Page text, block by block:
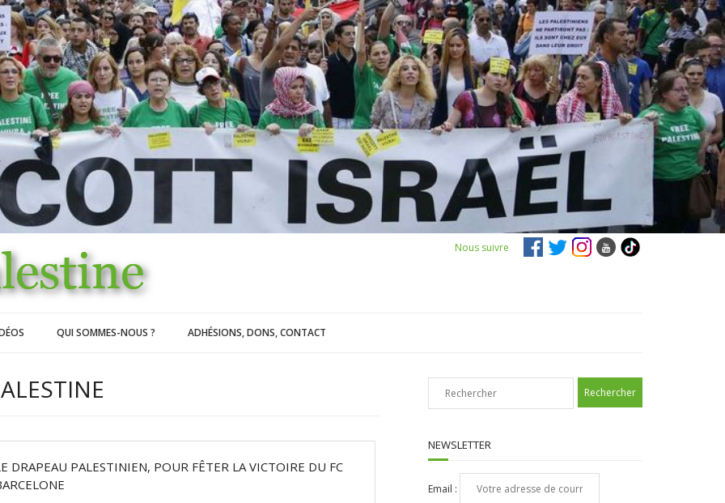
Nous suivre
QUI SOMMES-NOUS ? ADHÉSIONS, DONS, CONTACT
DRAPEAU PALESTINIEN, POUR FÊTER LA VICTOIRE DU FC
NEWSLETTER
Email :